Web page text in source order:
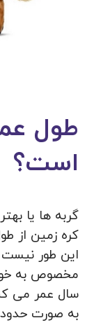
طول
است؟
گربه ها یا
کره زمین از
این طور
سال عمر می
به صورت